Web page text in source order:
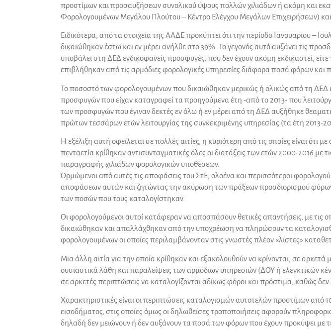
προστίμων και προσαυξήσεων συνολικού ύψους πολλών χιλιάδων ή ακόμη και
Φορολογουμένων Μεγάλου Πλούτου – Κέντρο Ελέγχου Μεγάλων Επιχειρήσεων) και
Ειδικότερα, από τα στοιχεία της ΑΑΔΕ προκύπτει ότι την περίοδο Ιανουαρίου
δικαιώθηκαν έστω και εν μέρει ανήλθε στο 39%. Το γεγονός αυτό αυξάνει τις
υποβάλει στη ΔΕΔ ενδικοφανείς προσφυγές, που δεν έχουν ακόμη εκδικαστεί,
επιβλήθηκαν από τις αρμόδιες φορολογικές υπηρεσίες διάφορα ποσά φόρων και
Το ποσοστό των φορολογουμένων που δικαιώθηκαν μερικώς ή ολικώς από τη ΔΕΔ
προσφυγών που είχαν καταγραφεί τα προηγούμενα έτη -από το 2013- που
των προσφυγών που έγιναν δεκτές εν όλω ή εν μέρει από τη ΔΕΔ αυξήθηκε
πρώτων τεσσάρων ετών λειτουργίας της συγκεκριμένης υπηρεσίας (τα έτη 2013-
Η εξέλιξη αυτή οφείλεται σε πολλές αιτίες, η κυριότερη από τις οποίες είναι
πενταετία κρίθηκαν αντισυνταγματικές όλες οι διατάξεις των ετών 2000-2016
παραγραφής χιλιάδων φορολογικών υποθέσεων.
Ορμώμενοι από αυτές τις αποφάσεις του ΣτΕ, ολοένα και περισσότεροι
αποφάσεων αυτών και ζητώντας την ακύρωση των πράξεων προσδιορισμού
των ποσών που τους καταλογίστηκαν.
Οι φορολογούμενοι αυτοί κατάφεραν να αποσπάσουν θετικές απαντήσεις, με τις
δικαιώθηκαν και απαλλάχθηκαν από την υποχρέωση να πληρώσουν τα
φορολογουμένων οι οποίες περιλαμβάνονταν στις γνωστές πλέον «λίστες»
Μια άλλη αιτία για την οποία κρίθηκαν και εξακολουθούν να κρίνονται, σε
ουσιαστικά λάθη και παραλείψεις των αρμόδιων υπηρεσιών (ΔΟΥ ή ελεγκτικών
σε αρκετές περιπτώσεις να καταλογίζονται αδίκως φόροι και πρόστιμα, καθώς
Χαρακτηριστικές είναι οι περιπτώσεις καταλογισμών αυτοτελών προστίμων
εισοδήματος, στις οποίες όμως οι δηλωθείσες τροποποιήσεις αφορούν
δηλαδή δεν μειώνουν ή δεν αυξάνουν τα ποσά των φόρων που έχουν προκύψει με